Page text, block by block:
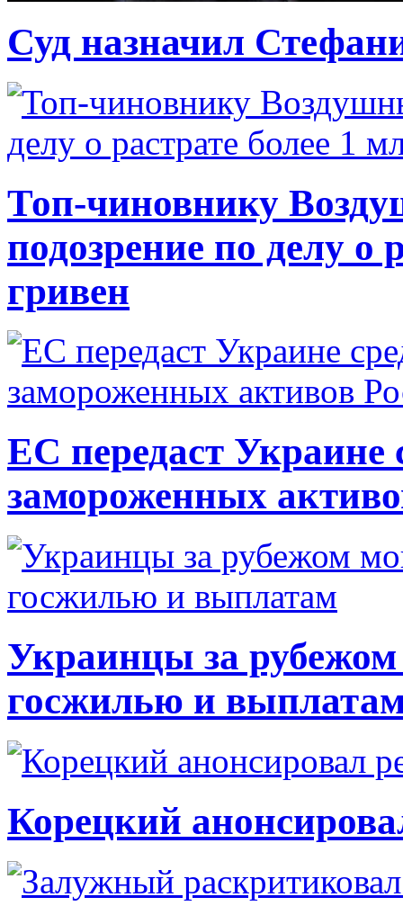
Суд назначил
Топ-чиновнику
подозрение по делу о
гривен
ЕС передаст Украине
замороженных
Украинцы за рубежом
госжилью и
Корецкий